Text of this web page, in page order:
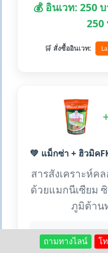
💰 อินเวท: 250
250
🛒 สั่งซื้ออินเวท:
💚 แม็กซ่า + ฮิวมิค
สารสังเคราะห์ค
ด้วยแมกนีเซียม ซิ
ภูมิต้าน
✨ ประโยชน์เด่น:
• เร่งใบเขียวเข้ม เพิ่มคล
ถามทางไลน์ โ